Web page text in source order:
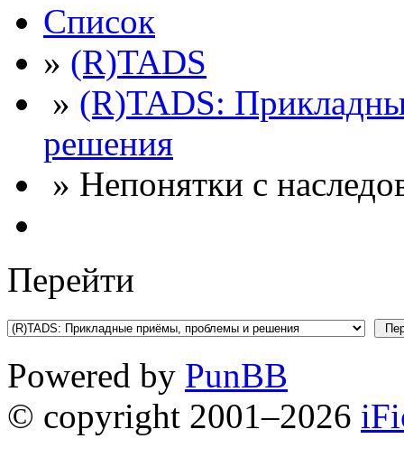
Список
» (R)TADS
» (R)TADS:
решения
» Непонятки с
Перейти
Powered by PunBB
© copyright 2001–2026